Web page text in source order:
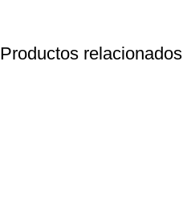
Productos relacionados